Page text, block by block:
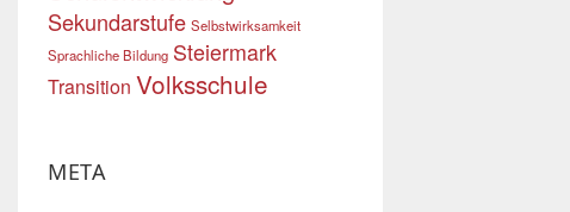
Sekundarstufe Selbstwirksamkeit
Sprachliche Bildung Steiermark
Transition Volksschule
META